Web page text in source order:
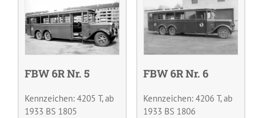
FBW 6R Nr. 5
Kennzeichen: 4205 T, ab
1933 BS 1805
FBW 6R Nr. 6
Kennzeichen: 4206 T, ab
1933 BS 1806